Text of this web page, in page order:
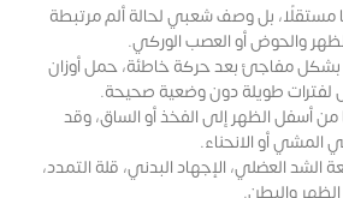
مستقلًا، بل وصف شعبي لحالة ألم مرتبطة
والحوض أو العصب الوركي.
بشكل مفاجئ بعد حركة خاطئة، حمل أوزان
لفترات طويلة دون وضعية صحيحة.
من أسفل الظهر إلى الفخذ أو الساق، وقد
أو الانحناء.
الشد العضلي، الإجهاد البدني، قلة التمدد،
والبطن.